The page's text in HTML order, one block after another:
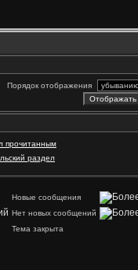
Порядок отображения
прочитанным
раздел
Новые сообщения
Нет новых сообщений
Тема закрыта